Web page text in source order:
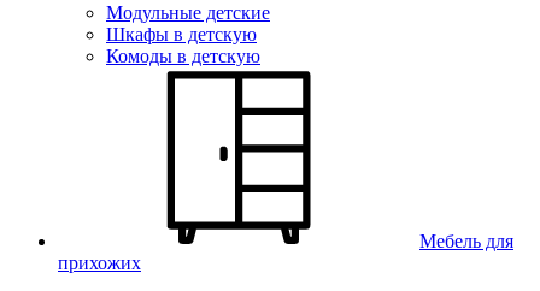
Модульные детские
Шкафы в детскую
Комоды в детскую
Мебель для
прихожих